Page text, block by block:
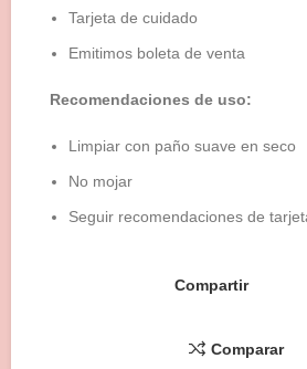
Tarjeta de cuidado
Emitimos boleta de venta
Recomendaciones de uso:
Limpiar con paño suave en seco
No mojar
Seguir recomendaciones de
Compartir
Comparar